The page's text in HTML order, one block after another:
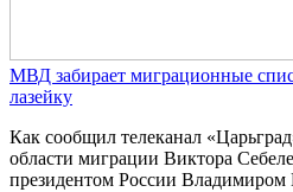
МВД забирает миграционные
лазейку
Как сообщил телеканал
области миграции Виктора
президентом России Владимиром